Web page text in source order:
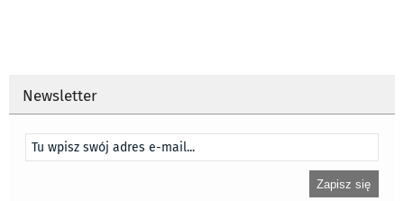
Newsletter